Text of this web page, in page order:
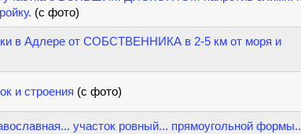
(с фото)
в Адлере от СОБСТВЕННИКА в 2-5 км от моря и
и строения (с фото)
участок ровный... прямоугольной